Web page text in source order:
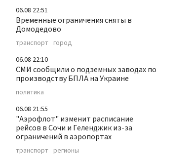
06.08 22:51
Временные ограничения сняты в
Домодедово
транспорт город
06.08 22:10
СМИ сообщили о подземных заводах по
производству БПЛА на Украине
политика
06.08 21:55
"Аэрофлот" изменит расписание
рейсов в Сочи и Геленджик из-за
ограничений в аэропортах
транспорт регионы